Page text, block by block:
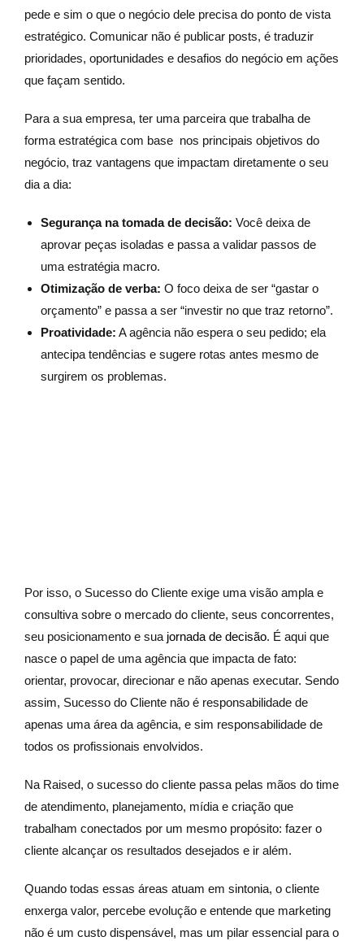
pede e sim o que o negócio dele precisa do ponto de vista
estratégico. Comunicar não é publicar posts, é traduzir
prioridades, oportunidades e desafios do negócio em ações
que façam sentido.
Para a sua empresa, ter uma parceira que trabalha de
forma estratégica com base nos principais objetivos do
negócio, traz vantagens que impactam diretamente o seu
dia a dia:
Segurança na tomada de decisão: Você deixa de
aprovar peças isoladas e passa a validar passos de
uma estratégia macro.
Otimização de verba: O foco deixa de ser “gastar o
orçamento” e passa a ser “investir no que traz retorno”.
Proatividade: A agência não espera o seu pedido; ela
antecipa tendências e sugere rotas antes mesmo de
surgirem os problemas.
Por isso, o Sucesso do Cliente exige uma visão ampla e
consultiva sobre o mercado do cliente, seus concorrentes,
seu posicionamento e sua jornada de decisão. É aqui que
nasce o papel de uma agência que impacta de fato:
orientar, provocar, direcionar e não apenas executar. Sendo
assim, Sucesso do Cliente não é responsabilidade de
apenas uma área da agência, e sim responsabilidade de
todos os profissionais envolvidos.
Na Raised, o sucesso do cliente passa pelas mãos do time
de atendimento, planejamento, mídia e criação que
trabalham conectados por um mesmo propósito: fazer o
cliente alcançar os resultados desejados e ir além.
Quando todas essas áreas atuam em sintonia, o cliente
enxerga valor, percebe evolução e entende que marketing
não é um custo dispensável, mas um pilar essencial para o